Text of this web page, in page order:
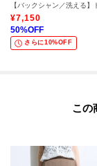
¥7,150
50%OFF
さらに10%OFF
この